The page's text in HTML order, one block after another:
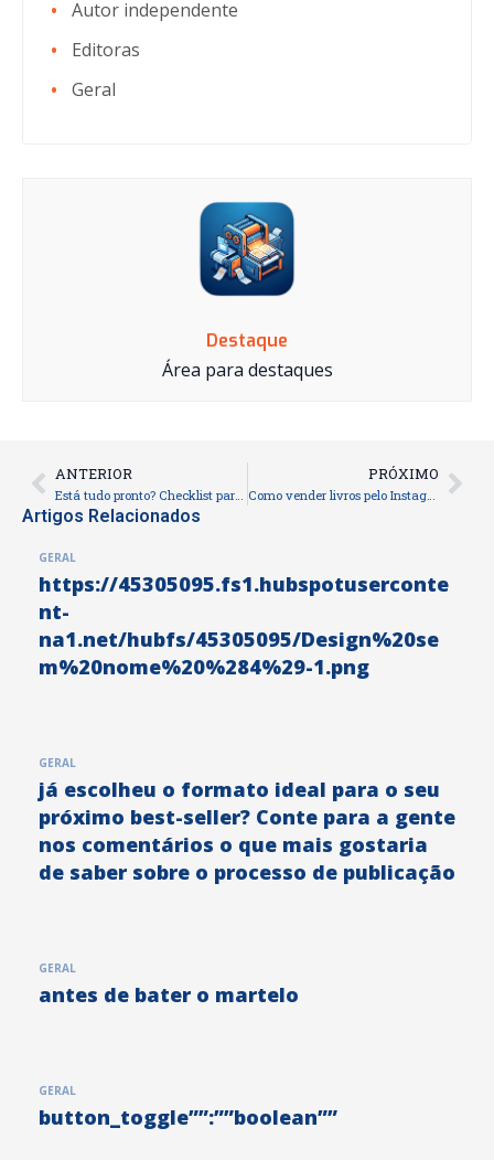
Autor independente
Editoras
Geral
Destaque
Área para destaques
Prev
ANTERIOR PRÓXIMO
Como vender livros pelo Instagram mesmo com poucos seguidores
Artigos Relacionados
GERAL
https://45305095.fs1.hubspotuserconte
nt-
na1.net/hubfs/45305095/Design%20se
m%20nome%20%284%29-1.png
GERAL
já escolheu o formato ideal para o seu
próximo best-seller? Conte para a gente
nos comentários o que mais gostaria
de saber sobre o processo de publicação
GERAL
antes de bater o martelo
GERAL
button_toggle””:””boolean””